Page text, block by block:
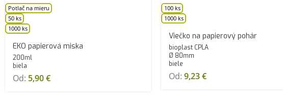
Potlač na mieru
50 ks
1000 ks
EKO papierová miska
200ml
biela
Od: 5,90€
100 ks
1000 ks
Viečko na papierový pohár
bioplast CPLA
Ø 80mm
biele
Od: 9,23€